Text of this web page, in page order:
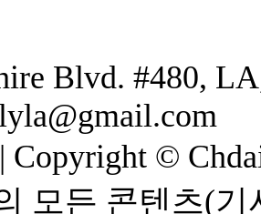
Blvd. #480,
| Copyright ©
모든 콘텐츠(